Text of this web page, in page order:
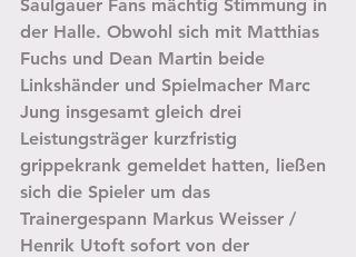
Saulgauer Fans mächtig Stimmung in
der Halle. Obwohl sich mit Matthias
Fuchs und Dean Martin beide
Linkshänder und Spielmacher Marc
Jung insgesamt gleich drei
Leistungsträger kurzfristig
grippekrank gemeldet hatten, ließen
sich die Spieler um das
Trainergespann Markus Weisser /
Henrik Utoft sofort von der